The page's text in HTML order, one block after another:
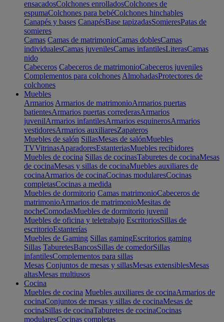
ensacadosColchones enrolladosColchones de
espumaColchones para bebéColchones hinchables
Canapés y bases CanapésBase tapizadasSomieresPatas de
somieres
Camas Camas de matrimonioCamas doblesCamas
individualesCamas juvenilesCamas infantilesLiterasCamas
nido
Cabeceros Cabeceros de matrimonioCabeceros juveniles
Complementos para colchones AlmohadasProtectores de
colchones
Muebles
Armarios Armarios de matrimonioArmarios puertas
batientesArmarios puertas correderasArmarios
juvenilArmarios infantilesArmarios esquinerosArmarios
vestidoresArmarios auxiliaresZapateros
Muebles de salón SillasMesas de salónMuebles
TVVitrinasAparadoresEstanteriasMuebles recibidores
Muebles de cocina Sillas de cocinasTaburetes de cocinaMesas
de cocinaMesas y sillas de cocinaMuebles auxiliares de
cocinaArmarios de cocinaCocinas modularesCocinas
completasCocinas a medida
Muebles de dormitorio Camas matrimonioCabeceros de
matrimonioArmarios de matrimonioMesitas de
nocheComodasMuebles de dormitorio juvenil
Muebles de oficina y teletrabajo EscritoriosSillas de
escritorioEstanterías
Muebles de Gaming Sillas gamingEscritorios gaming
Sillas TaburetesBancosSillas de comedorSillas
infantilesComplementos para sillas
Mesas Conjuntos de mesas y sillasMesas extensiblesMesas
altasMesas multiusos
Cocina
Muebles de cocina Muebles auxiliares de cocinaArmarios de
cocinaConjuntos de mesas y sillas de cocinaMesas de
cocinaSillas de cocinaTaburetes de cocinaCocinas
modularesCocinas completas